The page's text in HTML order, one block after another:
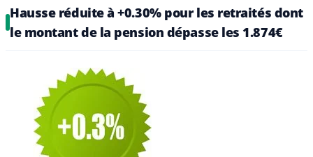
Hausse réduite à +0.30% pour les retraités dont
le montant de la pension dépasse les 1.874€